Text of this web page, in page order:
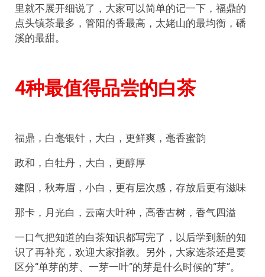
里就不展开细说了，大家可以简单的记一下，福鼎的
点头镇茶最多，管阳的香最高，太姥山的最均衡，磻
溪的最甜。
4种最值得品尝的白茶
福鼎，白毫银针，大白，更鲜爽，毫香蜜韵
政和，白牡丹，大白，更醇厚
建阳，秋寿眉，小白，更有层次感，存放后更有滋味
那卡，月光白，云南大叶种，高香古树，香气四溢
一口气把知道的白茶知识都写完了，以后学到新的知
识了再补充，欢迎大家指教。另外，大家选茶还是要
区分“单芽的芽、一芽一叶”的芽是什么时候的“芽”。